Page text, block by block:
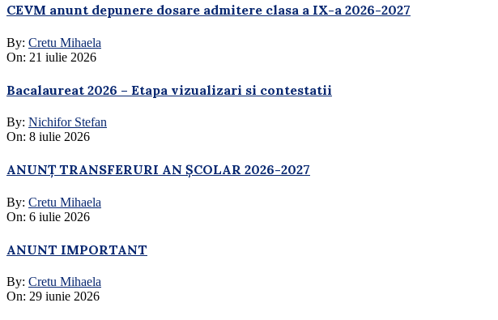
CEVM anunt depunere dosare admitere clasa a IX-a 2026-2027
By: Cretu Mihaela
On: 21 iulie 2026
Bacalaureat 2026 – Etapa vizualizari si contestatii
By: Nichifor Stefan
On: 8 iulie 2026
ANUNȚ TRANSFERURI AN ȘCOLAR 2026-2027
By: Cretu Mihaela
On: 6 iulie 2026
ANUNT IMPORTANT
By: Cretu Mihaela
On: 29 iunie 2026